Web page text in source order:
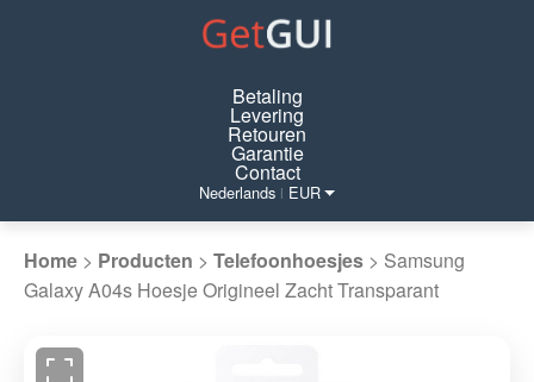
Betaling
Levering
Retouren
Garantie
Contact
Nederlands | EUR
Home > Producten > Telefoonhoesjes > Samsung
Galaxy A04s Hoesje Origineel Zacht Transparant